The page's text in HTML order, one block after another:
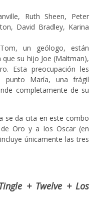
Ruth Sheen, Peter
David Bradley, Karina
un geólogo, están
su hijo Joe (Maltman),
Esta preocupación les
punto María, una frágil
completamente de su
se da cita en este combo
Oro y a los Oscar (en
únicamente las tres
+ Twelve + Los